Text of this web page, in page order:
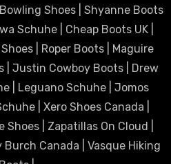
Shoes| Shyanne Boots
Schuhe| Cheap Boots UK
| Roper Boots| Maguire
| Justin Cowboy Boots| Drew
Leguano Schuhe
Jomos
Xero Shoes Canada
Shoes Zapatillas On Cloud
Burch Canada
Vasque Hiking